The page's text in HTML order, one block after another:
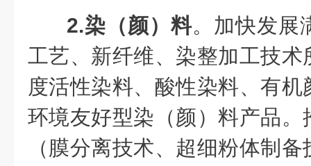
2.染（颜）料。加快发展
工艺、新纤维、染整加工技
度活性染料、酸性染料、有
环境友好型染（颜）料产品
（膜分离技术、超细粉体制